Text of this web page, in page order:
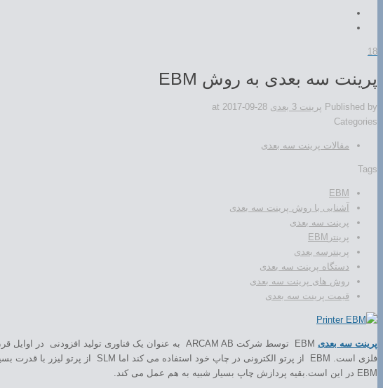
18
پرینت سه بعدی به روش EBM
Published by پرینت 3 بعدی at 2017-09-28
Categories
مقالات پرینت سه بعدی
Tags
EBM
آشنایی با روش پرینت سه بعدی
پرینت سه بعدی
پرینترEBM
پرینترسه بعدی
دستگاه پرینت سه بعدی
روش های پرینت سه بعدی
قیمت پرینت سه بعدی
پرینت سه بعدی
EBM در این است.بقیه پردازش چاپ بسیار شبیه به هم عمل می کند.